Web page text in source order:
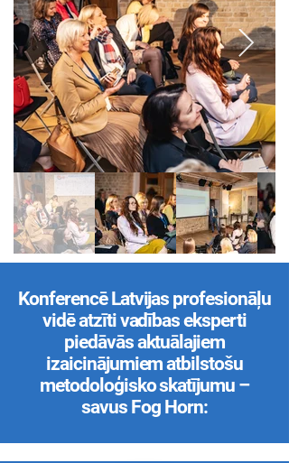
Konferencē Latvijas profesionāļu
vidē atzīti vadības eksperti
piedāvās aktuālajiem
izaicinājumiem atbilstošu
metodoloģisko skatījumu –
savus Fog Horn: